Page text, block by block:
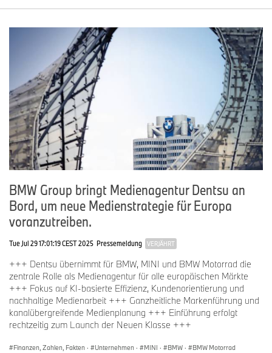
BMW Group bringt Medienagentur Dentsu an
Bord, um neue Medienstrategie für Europa
voranzutreiben.
Tue Jul 29 17:01:19 CEST 2025 Pressemeldung VERJÄHRT
+++ Dentsu übernimmt für BMW, MINI und BMW Motorrad die
zentrale Rolle als Medienagentur für alle europäischen Märkte
+++ Fokus auf KI-basierte Effizienz, Kundenorientierung und
nachhaltige Medienarbeit +++ Ganzheitliche Markenführung und
kanalübergreifende Medienplanung +++ Einführung erfolgt
rechtzeitig zum Launch der Neuen Klasse +++
Finanzen, Zahlen, Fakten · Unternehmen · MINI · BMW · BMW Motorrad